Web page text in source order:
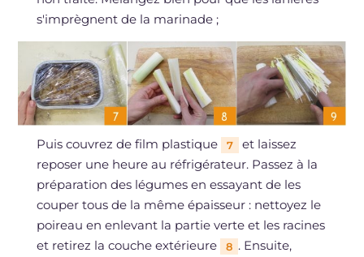
s'imprègnent de la marinade ;
Puis couvrez de film plastique 7
et laissez
reposer une heure au réfrigérateur. Passez à la
préparation des légumes en essayant de les
couper tous de la même épaisseur : nettoyez le
poireau en enlevant la partie verte et les racines
et retirez la couche extérieure
8 . Ensuite,